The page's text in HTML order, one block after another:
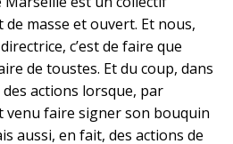
masse et ouvert. Et nous,
c’est de faire que
de toustes. Et du coup, dans
actions lorsque, par
venu faire signer son bouquin
aussi, en fait, des actions de